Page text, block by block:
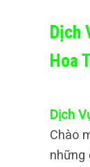
Dịch
Hoa
Dịch
Chào
những